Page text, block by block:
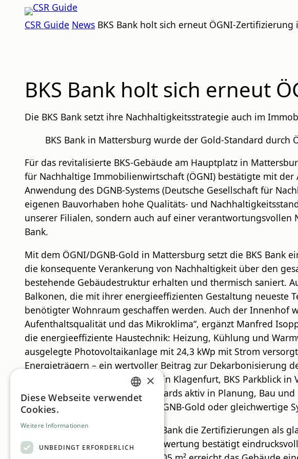
InhaltCSR
GUIDE
CSR Guide News BKS Bank holt sich erneut ÖGNI-Zertifizierung
BKS Bank holt sich erneut
Die BKS Bank setzt ihre Nachhaltigkeitsstrategie auch im
BKS Bank in Mattersburg wurde der Gold-Standard durch
Für das revitalisierte BKS-Gebäude am Hauptplatz in
für Nachhaltige Immobilienwirtschaft (ÖGNI) bestätigte mit
Anwendung des DGNB-Systems (Deutsche Gesellschaft für
eigenen Bauvorhaben hohe Qualitäts- und
unserer Filialen, sondern auch auf einer verantwortungsvollen
Bank.
Mit dem ÖGNI/DGNB-Gold in Mattersburg setzt die BKS
die konsequente Verankerung von Nachhaltigkeit über den
bestehende Gebäudestruktur erhalten und thermisch saniert.
Balkonen, die mit ihrer energieeffizienten Gestaltung neueste
benötigter Wohnraum geschaffen werden. Auch der
Aufenthaltsqualität und das Mikroklima“, ergänzt Manfred
die energieeffiziente Haustechnik: Heizung, Kühlung und
ausgelegte Photovoltaikanlage mit 24,3 kWp mit Strom
Energieträgern – ein wertvoller Beitrag zur Dekarbonisierung
das BKS Holzquartier (Bauteil B) in Klagenfurt, BKS Parkblick
integriert die ÖGNI/DGNB-Standards aktiv in Planung, Bau
die Zertifizierungen wie ÖGNI/DGNB-Gold oder gleichwertige
Als „Green Brand“ nutzt die BKS Bank die Zertifizierungen
Mattersburg Die ÖGNI/DGNB-Bewertung bestätigt
GERMAN
×
Diese Webseite verwendet
Cookies.
Weitere Informationen
UNBEDINGT ERFORDERLICH